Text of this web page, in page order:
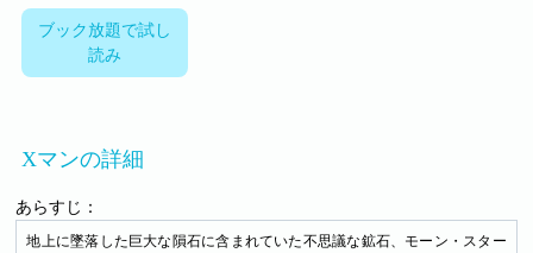
ブック放題で試し
読み
Xマンの詳細
あらすじ：
地上に墜落した巨大な隕石に含まれていた不思議な鉱石、モーン・スター